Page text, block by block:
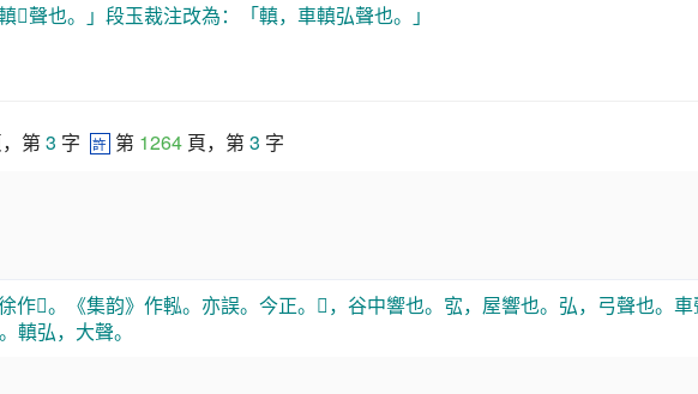
𨥺聲也。」段玉裁注改為：「䡩，車䡩弘聲也。」
第 3 字 許 第 1264 頁，第 3 字
作𨥺。《集韵》作䡏。亦誤。今正。𧮯，谷中響也。宖，屋響也。弘，弓聲也。
䡩弘，大聲。